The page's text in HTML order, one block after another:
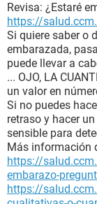
Revisa: ¿Estaré
https://
Si quiere saber o
embarazada,
puede llevar a
... OJO, LA
un valor en
Si no puedes
retraso y hacer
sensible para
Más información
https://
embarazo-
https://